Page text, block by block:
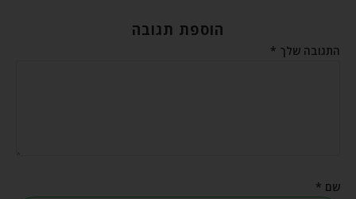
הוספת תגובה
התגובה שלך *
שם *